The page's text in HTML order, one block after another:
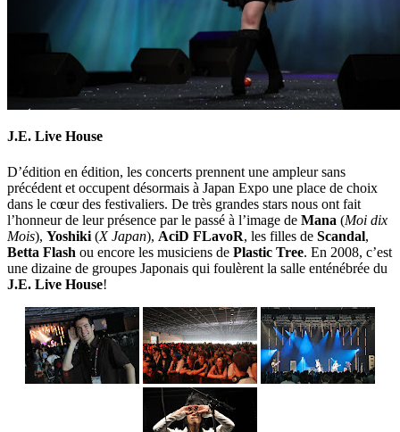
J.E. Live House
D’édition en édition, les concerts prennent une ampleur sans
précédent et occupent désormais à Japan Expo une place de choix
dans le cœur des festivaliers. De très grandes stars nous ont fait
l’honneur de leur présence par le passé à l’image de Mana (Moi dix
Mois), Yoshiki (X Japan), AciD FLavoR, les filles de Scandal,
Betta Flash ou encore les musiciens de Plastic Tree. En 2008, c’est
une dizaine de groupes Japonais qui foulèrent la salle enténébrée du
J.E. Live House!